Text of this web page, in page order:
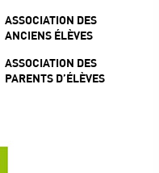
ASSOCIATION DES
ANCIENS ÉLÈVES
ASSOCIATION DES
PARENTS D’ÉLÈVES